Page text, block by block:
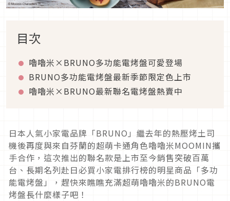
目次
嚕嚕米×BRUNO多功能電烤盤可愛登場
BRUNO多功能電烤盤最新季節限定色上市
嚕嚕米×BRUNO最新聯名電烤盤熱賣中
日本人氣小家電品牌「BRUNO」繼去年的熱壓烤土司
機後再度與來自芬蘭的超萌卡通角色嚕嚕米MOOMIN攜
手合作，這次推出的聯名款是上市至今銷售突破百萬
台、長期名列赴日必買小家電排行榜的明星商品「多功
能電烤盤」，趕快來瞧瞧充滿超萌嚕嚕米的BRUNO電
烤盤長什麼樣子吧！